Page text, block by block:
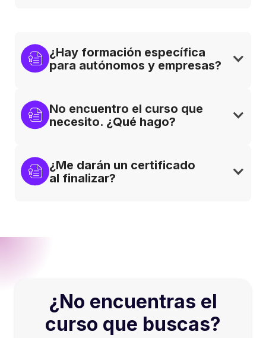
¿Hay formación específica
para autónomos y empresas?
No encuentro el curso que
necesito. ¿Qué hago?
¿Me darán un certificado
al finalizar?
¿No encuentras el
curso que buscas?